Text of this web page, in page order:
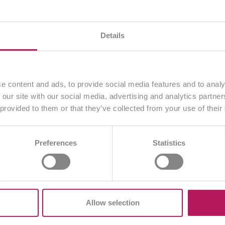
Details
content and ads, to provide social media features and to
site with our social media, advertising and analytics
to them or that they’ve collected from your use of their
Preferences Statistics
Allow selection
Wonne? Ja, wenn man die Besonderheiten
der heißen Jahreszeit…
weiterlesen
Emanuel Munkhambwa
gerade unsere österreichische Website
. Alle
ausschließlich an Kunden ausÖsterreich.
Fortfahren
Anderes Land wählen
BE/NL BG
ES GB